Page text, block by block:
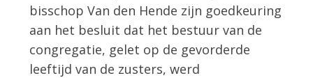
bisschop Van den Hende zijn goedkeuring
aan het besluit dat het bestuur van de
congregatie, gelet op de gevorderde
leeftijd van de zusters, werd